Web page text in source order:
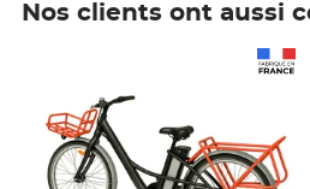
Nos clients ont aussi